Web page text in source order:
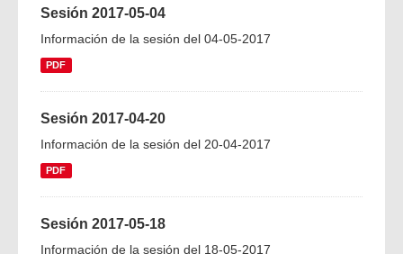
Sesión 2017-05-04
Información de la sesión del 04-05-2017
PDF
Sesión 2017-04-20
Información de la sesión del 20-04-2017
PDF
Sesión 2017-05-18
Información de la sesión del 18-05-2017